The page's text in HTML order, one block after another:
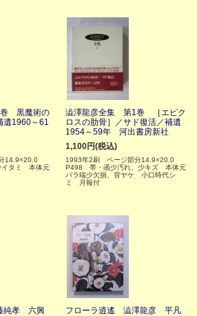
黒魔術の
遺1960～61
14.9×20.0
タミ 本体元
澁澤龍彦全集 第1巻 ［エピク
ロスの肋骨］／サド復活／補遺
1954～59年 河出書房新社
1,100円(税込)
1993年2刷 ページ部分14.9×20.0
P498 帯・函少汚れ、少キズ 本体元
パラ端少欠損、背ヤケ 小口時代シ
ミ 月報付
純孝 六興
フローラ逍遙 澁澤龍彦 平凡